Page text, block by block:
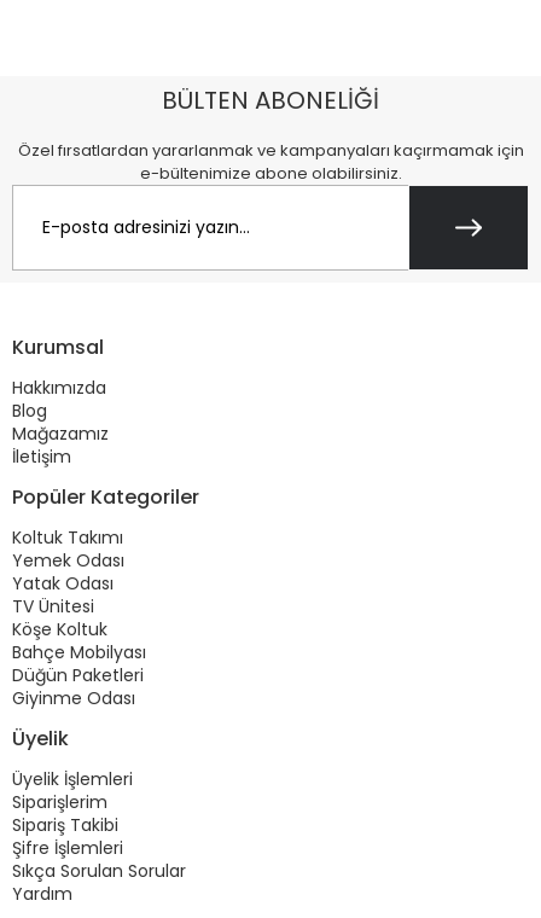
BÜLTEN ABONELİĞİ
Özel fırsatlardan yararlanmak ve kampanyaları kaçırmamak için
e-bültenimize abone olabilirsiniz.
Kurumsal
Hakkımızda
Blog
Mağazamız
İletişim
Popüler Kategoriler
Koltuk Takımı
Yemek Odası
Yatak Odası
TV Ünitesi
Köşe Koltuk
Bahçe Mobilyası
Düğün Paketleri
Giyinme Odası
Üyelik
Üyelik İşlemleri
Siparişlerim
Sipariş Takibi
Şifre İşlemleri
Sıkça Sorulan Sorular
Yardım